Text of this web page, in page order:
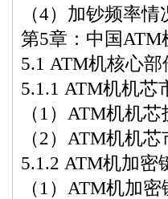
（4）加钞频率情
第5章：中国
5.1 ATM机核心
5.1.1 ATM机机芯
（1）ATM机机
（2）ATM机机
5.1.2 ATM机加密
（1）ATM机加